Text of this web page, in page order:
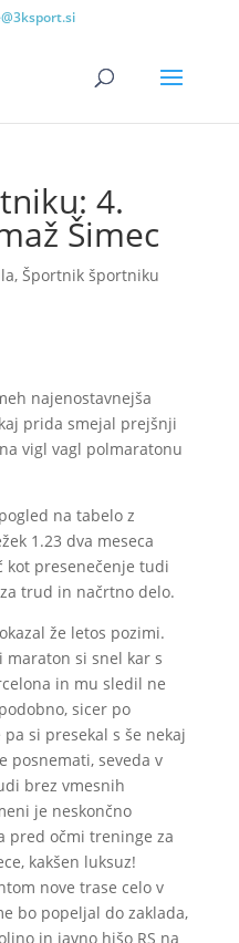
4.
Šimec
, Športnik športniku
najenostavnejša
prida smejal prejšnji
vigl vagl polmaratonu
na tabelo z
1.23 dva meseca
kot presenečenje tudi
trud in načrtno delo.
že letos pozimi.
maraton si snel kar s
in mu sledil ne
sicer po
si presekal s še nekaj
posnemati, seveda v
brez vmesnih
je neskončno
pred očmi treninge za
kakšen luksuz!
nove trase celo v
bo popeljal do zaklada,
in javno hišo RS na